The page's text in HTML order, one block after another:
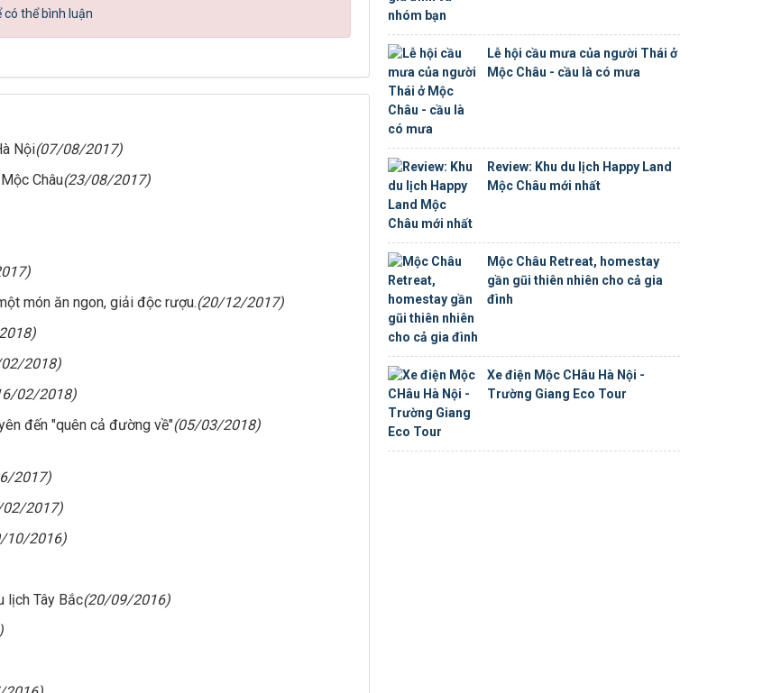
có thể bình luận
Nội(07/08/2017)
Châu(23/08/2017)
món ăn ngon, giải độc rượu.(20/12/2017)
2018)
02/2018)
đến "quên cả đường về"(05/03/2018)
2017)
2017)
10/2016)
lịch Tây Bắc(20/09/2016)
Lễ hội cầu mưa của người Thái ở
Mộc Châu - cầu là có mưa
Review: Khu du lịch Happy Land
Mộc Châu mới nhất
Mộc Châu Retreat, homestay
gần gũi thiên nhiên cho cả gia
đình
Xe điện Mộc CHâu Hà Nội -
Trường Giang Eco Tour